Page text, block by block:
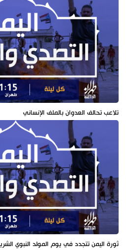
تلاعب تحالف العدوان بالملف الإنساني
ثورة اليمن تتجدد في يوم المولد النبوي